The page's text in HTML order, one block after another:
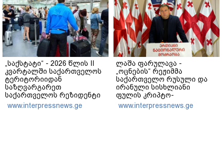
„საქსტატი“ - 2026 წლის II
კვარტალში საქართველოს
ტერიტორიიდან
საზღვარგარეთ
საქართველოს რეზიდენტი
მოგზაურების 740.9 ათასი
გასვლა დაფიქსირდა, რაც
www.interpressnews.ge
ლაშა ფარულავა -
„ოცნების“ რეჟიმმა
საქართველო რუსული და
ირანული სისხლიანი
ფულის კრიპტო-
სამრეცხაოდ აქცია -
საქართველოს რეპუტაციის
www.interpressnews.ge